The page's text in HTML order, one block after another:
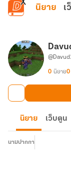
ข้ามไปยังเนื้อหาหลัก
นิยาย เ
0 นิยาย0
นิยาย เว็บตูน
นามปากกา